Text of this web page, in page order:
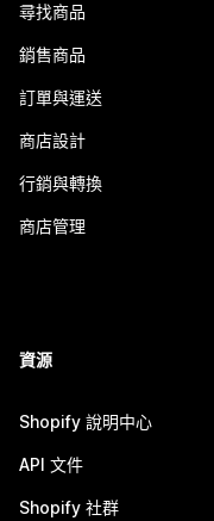
尋找商品
銷售商品
訂單與運送
商店設計
行銷與轉換
商店管理
資源
Shopify 說明中心
API 文件
Shopify 社群